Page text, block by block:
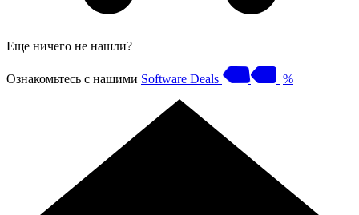
Еще ничего не нашли?
Ознакомьтесь с нашими Software Deals %